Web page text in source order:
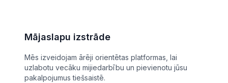
Mājaslapu izstrāde
Mēs izveidojam ārēji orientētas platformas, lai
uzlabotu vecāku mijiedarbību un pievienotu jūsu
pakalpojumus tiešsaistē.